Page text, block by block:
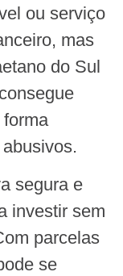
ou serviço
mas
do Sul
segura e
investir sem
parcelas
se